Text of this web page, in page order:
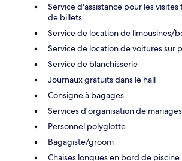
Service d'assistance pour les
de billets
Service de location de limousines/
Service de location de voitures sur
Service de blanchisserie
Journaux gratuits dans le hall
Consigne à bagages
Services d'organisation de mariages
Personnel polyglotte
Bagagiste/groom
Chaises longues en bord de piscine